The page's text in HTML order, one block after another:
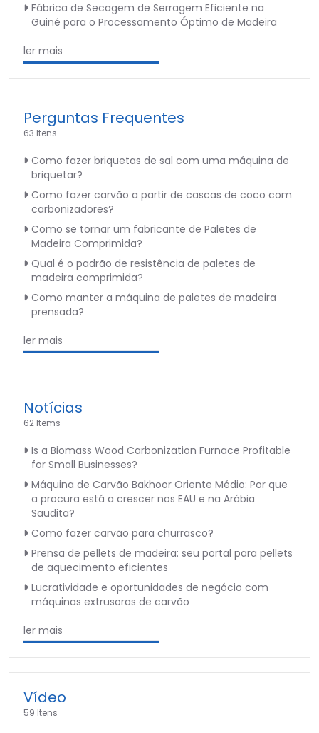
Fábrica de Secagem de Serragem Eficiente na
Guiné para o Processamento Óptimo de Madeira
ler mais
Perguntas Frequentes
63 Itens
Como fazer briquetas de sal com uma máquina de
briquetar?
Como fazer carvão a partir de cascas de coco com
carbonizadores?
Como se tornar um fabricante de Paletes de
Madeira Comprimida?
Qual é o padrão de resistência de paletes de
madeira comprimida?
Como manter a máquina de paletes de madeira
prensada?
ler mais
Notícias
62 Items
Is a Biomass Wood Carbonization Furnace Profitable
for Small Businesses?
Máquina de Carvão Bakhoor Oriente Médio: Por que
a procura está a crescer nos EAU e na Arábia
Saudita?
Como fazer carvão para churrasco?
Prensa de pellets de madeira: seu portal para pellets
de aquecimento eficientes
Lucratividade e oportunidades de negócio com
máquinas extrusoras de carvão
ler mais
Vídeo
59 Itens